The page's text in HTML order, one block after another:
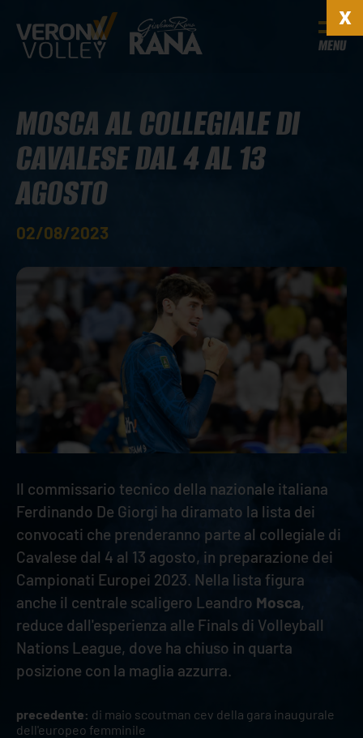
MENU
MOSCA AL COLLEGIALE DI
CAVALESE DAL 4 AL 13
AGOSTO
02/08/2023
Il commissario tecnico della nazionale italiana
Ferdinando De Giorgi ha diramato la lista dei
convocati che prenderanno parte al collegiale di
Cavalese dal 4 al 13 agosto, in preparazione dei
Campionati Europei 2023. Nella lista figura
anche il centrale scaligero Leandro Mosca,
reduce dall'esperienza alle Finals di Volleyball
Nations League, dove ha chiuso in quarta
posizione con la maglia azzurra.
precedente: di maio scoutman cev della gara inaugurale
dell'europeo femminile